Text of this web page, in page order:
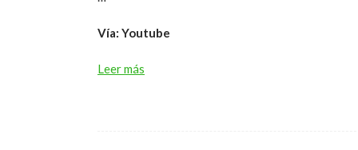
Vía: Youtube
Leer más